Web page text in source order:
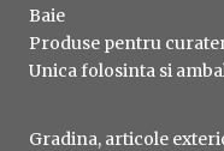
Baie
Produse pentru
Unica folosinta si
Gradina, articole